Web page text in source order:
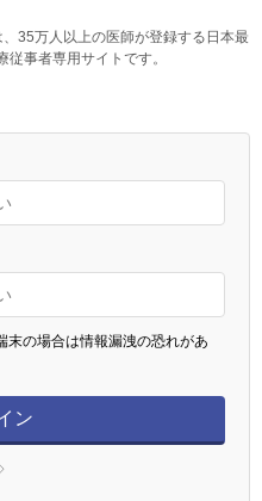
35万人以上の医師が登録する日本最
従事者専用サイトです。
末の場合は情報漏洩の恐れがあ
ン